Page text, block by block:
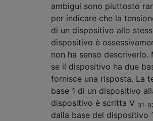
ambigui sono piuttosto
per indicare che la
di un dispositivo allo
dispositivo è
non ha senso descriverlo.
se il dispositivo ha due
fornisce una risposta. La
base 1 di un dispositivo
dispositivo è scritta V B1-
dalla base del dispositivo